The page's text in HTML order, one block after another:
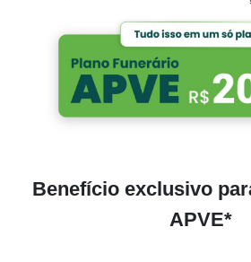
Benefício exclusivo
APVE*